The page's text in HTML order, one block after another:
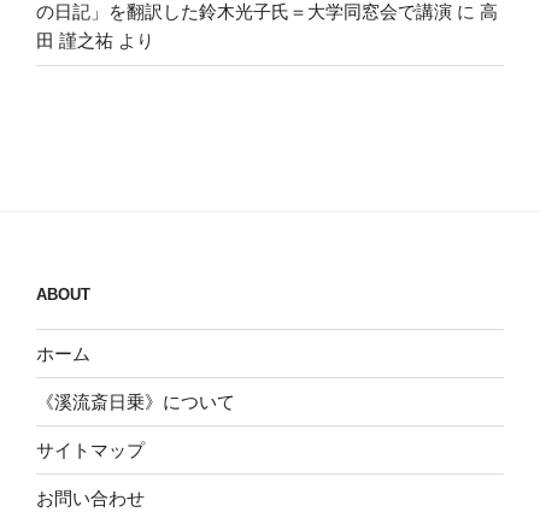
の日記」を翻訳した鈴木光子氏＝大学同窓会で講演 に 高
田 謹之祐 より
ABOUT
ホーム
《溪流斎日乗》について
サイトマップ
お問い合わせ